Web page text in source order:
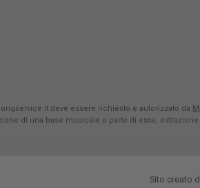
deve essere richiesto e autorizzato da
di una base musicale o parte di essa, estrazione
Sito creato